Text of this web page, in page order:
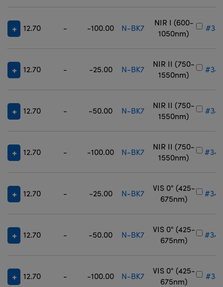
12.70 - -100.00 N-BK7
NIR I (600-
1050nm)
12.70 - -25.00 N-BK7
NIR II (750-
1550nm)
12.70 - -50.00 N-BK7
NIR II (750-
1550nm)
12.70 - -100.00 N-BK7
NIR II (750-
1550nm)
12.70 - -25.00 N-BK7
VIS 0° (425-
675nm)
12.70 - -50.00 N-BK7
VIS 0° (425-
675nm)
12.70 - -100.00 N-BK7
VIS 0° (425-
675nm)